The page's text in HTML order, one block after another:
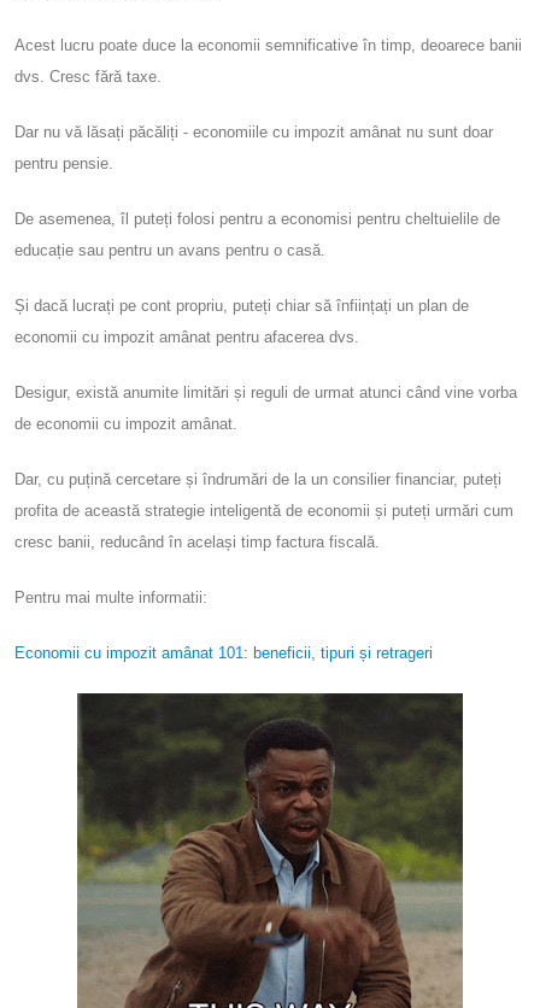
Acest lucru poate duce la economii semnificative în timp, deoarece banii
dvs. Cresc fără taxe.
Dar nu vă lăsați păcăliți - economiile cu impozit amânat nu sunt doar
pentru pensie.
De asemenea, îl puteți folosi pentru a economisi pentru cheltuielile de
educație sau pentru un avans pentru o casă.
Și dacă lucrați pe cont propriu, puteți chiar să înființați un plan de
economii cu impozit amânat pentru afacerea dvs.
Desigur, există anumite limitări și reguli de urmat atunci când vine vorba
de economii cu impozit amânat.
Dar, cu puțină cercetare și îndrumări de la un consilier financiar, puteți
profita de această strategie inteligentă de economii și puteți urmări cum
cresc banii, reducând în același timp factura fiscală.
Pentru mai multe informatii:
Economii cu impozit amânat 101: beneficii, tipuri și retrageri